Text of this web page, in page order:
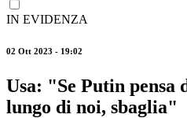
IN EVIDENZA
02 Ott 2023 - 19:02
Usa: "Se Putin pensa
lungo di noi, sbaglia"